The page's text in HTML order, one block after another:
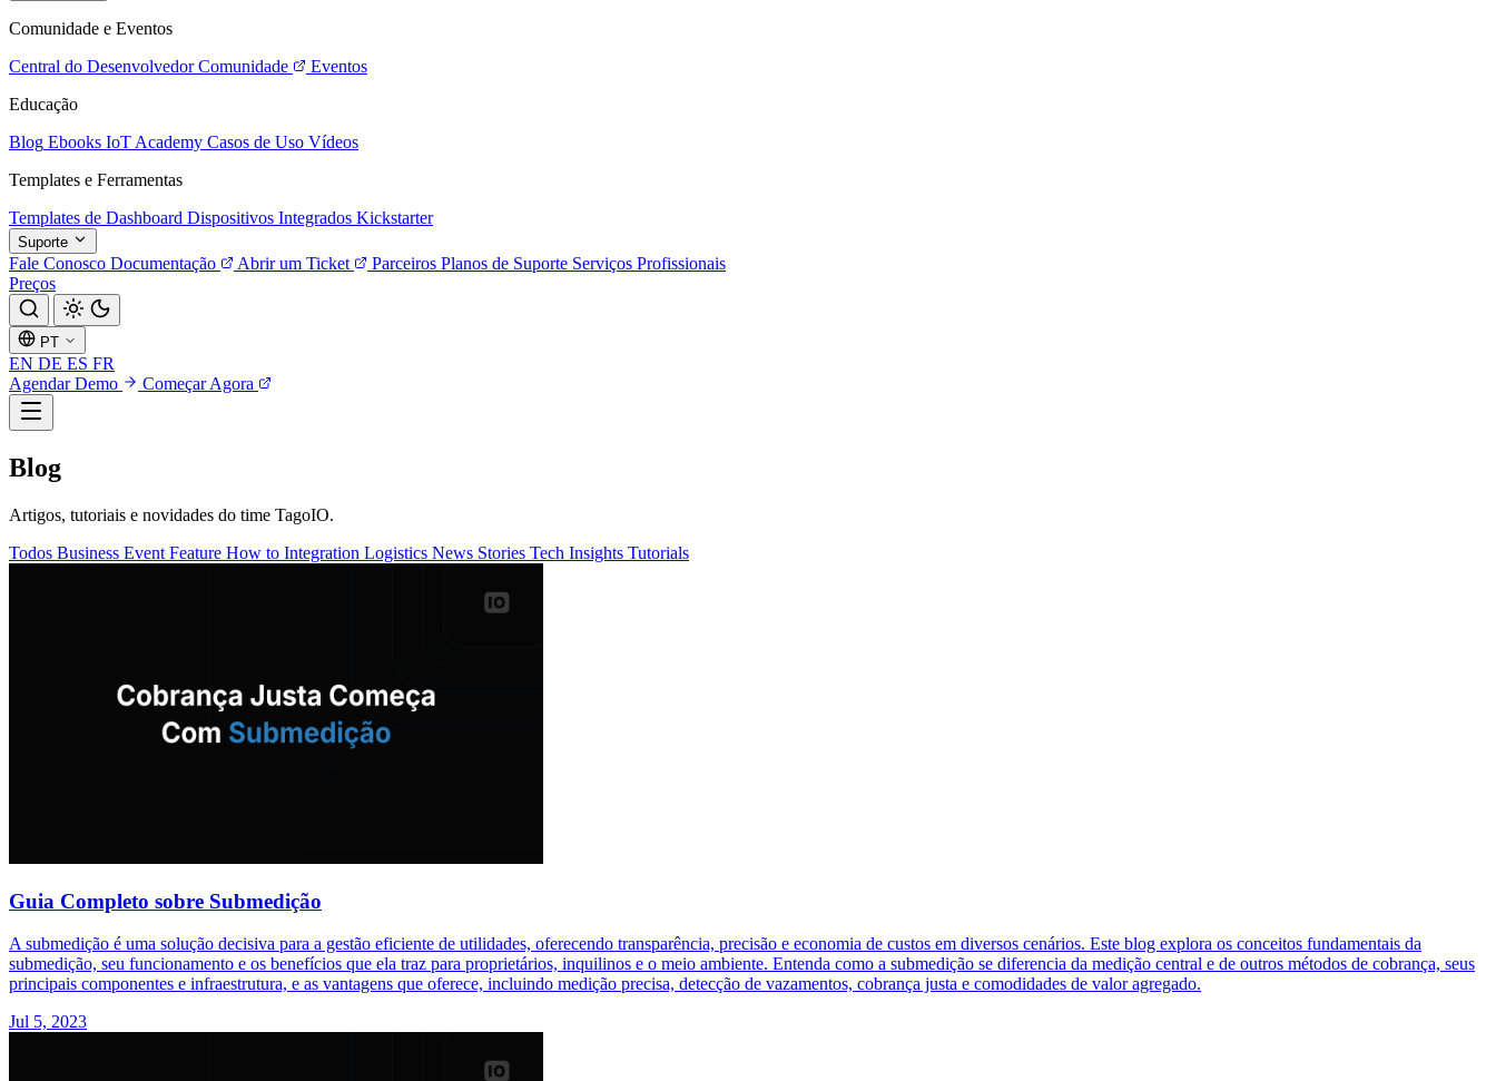
Comunidade e Eventos
Central do Desenvolvedor Comunidade
Eventos
Educação
Blog Ebooks IoT Academy Casos de Uso Vídeos
Templates e Ferramentas
Templates de Dashboard Dispositivos Integrados Kickstarter
Suporte
Fale Conosco Documentação Abrir um Ticket Parceiros Planos de Suporte Serviços Profissionais
Preços
PT
EN DE ES FR
Agendar Demo
Começar Agora
Blog
Artigos, tutoriais e novidades do time TagoIO.
Todos Business Event Feature How to Integration Logistics News Stories Tech Insights Tutorials
Guia Completo sobre Submedição
A submedição é uma solução decisiva para a gestão eficiente de utilidades, oferecendo transparência, precisão e economia de custos em diversos cenários. Este blog explora os conceitos fundamentais da
submedição, seu funcionamento e os benefícios que ela traz para proprietários, inquilinos e o meio ambiente. Entenda como a submedição se diferencia da medição central e de outros métodos de cobrança, seus
principais componentes e infraestrutura, e as vantagens que oferece, incluindo medição precisa, detecção de vazamentos, cobrança justa e comodidades de valor agregado.
Jul 5, 2023